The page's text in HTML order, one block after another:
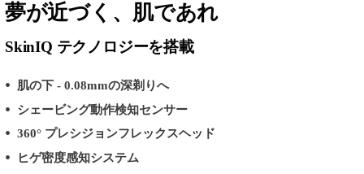
夢が近づく、肌であれ
SkinIQ テクノロジーを搭載
肌の下 - 0.08mmの深剃りへ
シェービング動作検知センサー
360° プレシジョンフレックスヘッド
ヒゲ密度感知システム